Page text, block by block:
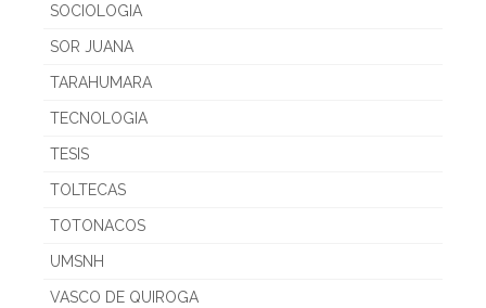
SOCIOLOGIA
SOR JUANA
TARAHUMARA
TECNOLOGIA
TESIS
TOLTECAS
TOTONACOS
UMSNH
VASCO DE QUIROGA